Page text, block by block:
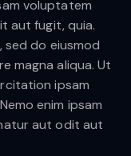
voluptatem
aut fugit, quia.
do eiusmod
magna aliqua. Ut
ipsam
enim ipsam
aut odit aut